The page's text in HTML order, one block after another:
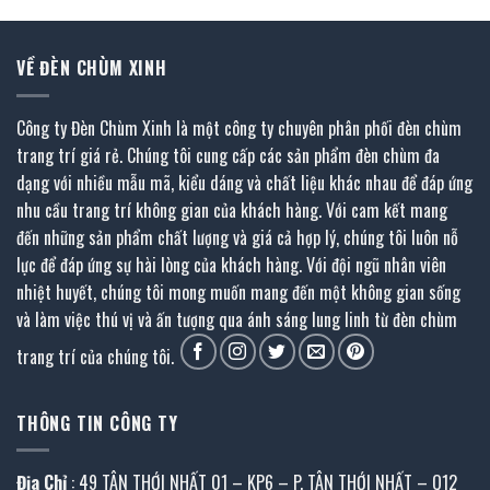
VỀ ĐÈN CHÙM XINH
Công ty Đèn Chùm Xinh là một công ty chuyên phân phối đèn chùm
trang trí giá rẻ. Chúng tôi cung cấp các sản phẩm đèn chùm đa
dạng với nhiều mẫu mã, kiểu dáng và chất liệu khác nhau để đáp ứng
nhu cầu trang trí không gian của khách hàng. Với cam kết mang
đến những sản phẩm chất lượng và giá cả hợp lý, chúng tôi luôn nỗ
lực để đáp ứng sự hài lòng của khách hàng. Với đội ngũ nhân viên
nhiệt huyết, chúng tôi mong muốn mang đến một không gian sống
và làm việc thú vị và ấn tượng qua ánh sáng lung linh từ đèn chùm
trang trí của chúng tôi.
THÔNG TIN CÔNG TY
Địa Chỉ : 49 TÂN THỚI NHẤT 01 – KP6 – P. TÂN THỚI NHẤT – Q12